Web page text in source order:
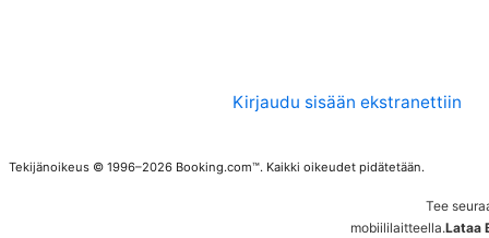
Kirjaudu sisään ekstranettiin
Tekijänoikeus © 1996–2026 Booking.com™. Kaikki oikeudet pidätetään.
Tee
mobiililaitteella.Lataa